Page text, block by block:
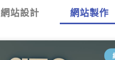
網站設計 網站製作